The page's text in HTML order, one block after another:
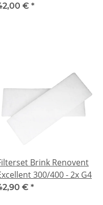
€ *
Brink Renovent
300/400 - 2x G4
€ *